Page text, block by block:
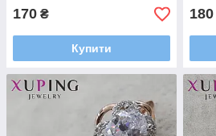
170 ₴
Купити
180